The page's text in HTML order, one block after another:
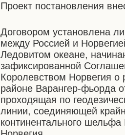
Проект постановления
Договором установлена
между Россией и
Ледовитом океане,
зафиксированной
Королевством Норвегия о
районе Варангер-фьорда
проходящая по
линии, соединяющей
континентального